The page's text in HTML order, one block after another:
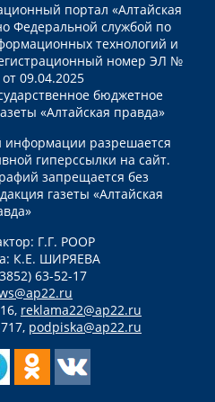
портал «Алтайская
Федеральной службой по
технологий и
номер ЭЛ №
09.04.2025
бюджетное
«Алтайская правда»
информации разрешается
гиперссылки на сайт.
запрещается без
газеты «Алтайская
Г.Г. РООР
К.Е. ШИРЯЕВА
63-52-17
reklama22@ap22.ru
podpiska@ap22.ru